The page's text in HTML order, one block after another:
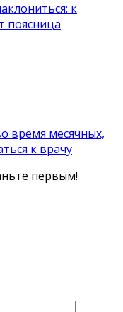
к
поясница
время месячных,
к врачу
первым!